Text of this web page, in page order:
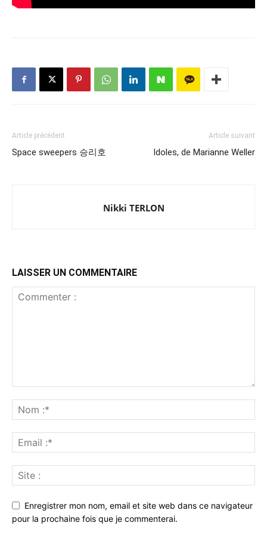
Article précédent
Space sweepers 승리호
Article suivant
Idoles, de Marianne Weller
Nikki TERLON
LAISSER UN COMMENTAIRE
Enregistrer mon nom, email et site web dans ce navigateur
pour la prochaine fois que je commenterai.